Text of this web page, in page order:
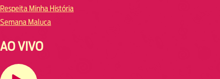
Respeita Minha História
Semana Maluca
AO VIVO